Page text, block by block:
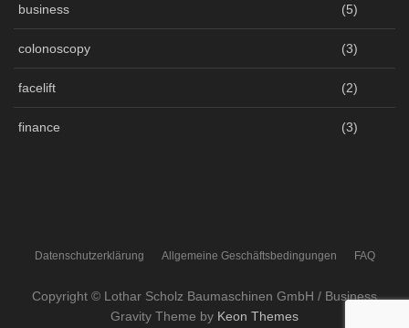
business (5)
colonoscopy (3)
facelift (2)
finance (3)
Datenschutzerklärung Allgemeine Geschäftsbedingungen FAQ
Copyright © Lothar Scholz Baumaschinen GmbH / Business
Gravity Theme by Keon Themes